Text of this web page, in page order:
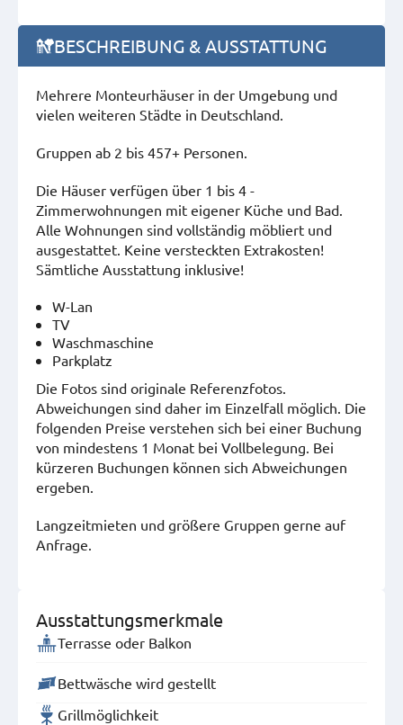
BESCHREIBUNG & AUSSTATTUNG
Mehrere Monteurhäuser in der Umgebung und
vielen weiteren Städte in Deutschland.
Gruppen ab 2 bis 457+ Personen.
Die Häuser verfügen über 1 bis 4 -
Zimmerwohnungen mit eigener Küche und Bad.
Alle Wohnungen sind vollständig möbliert und
ausgestattet. Keine versteckten Extrakosten!
Sämtliche Ausstattung inklusive!
W-Lan
TV
Waschmaschine
Parkplatz
Die Fotos sind originale Referenzfotos.
Abweichungen sind daher im Einzelfall möglich. Die
folgenden Preise verstehen sich bei einer Buchung
von mindestens 1 Monat bei Vollbelegung. Bei
kürzeren Buchungen können sich Abweichungen
ergeben.
Langzeitmieten und größere Gruppen gerne auf
Anfrage.
Ausstattungsmerkmale
Terrasse oder Balkon
Bettwäsche wird gestellt
Grillmöglichkeit